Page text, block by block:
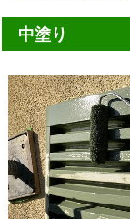
中塗り